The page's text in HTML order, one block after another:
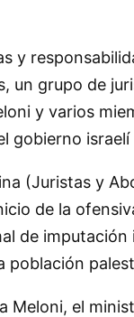
y
un grupo de
y varios
israelí
(Juristas y
de la
de
población
el